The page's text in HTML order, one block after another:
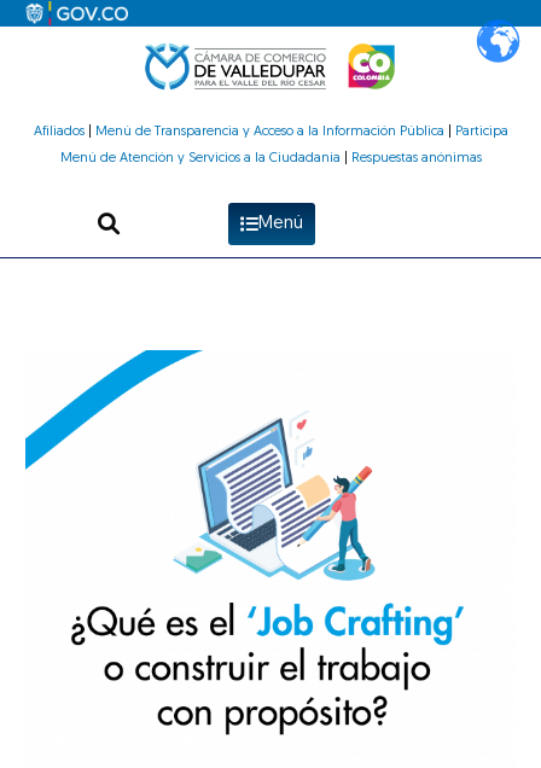
Afiliados| Menú de Transparencia y Acceso a la Información Pública
Participa
Menú de Atención y Servicios a la Ciudadanía
Respuestas anónimas
Menú